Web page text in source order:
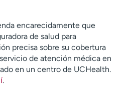
encarecidamente que
de salud para
precisa sobre su cobertura
de atención médica en
en un centro de UCHealth.
.